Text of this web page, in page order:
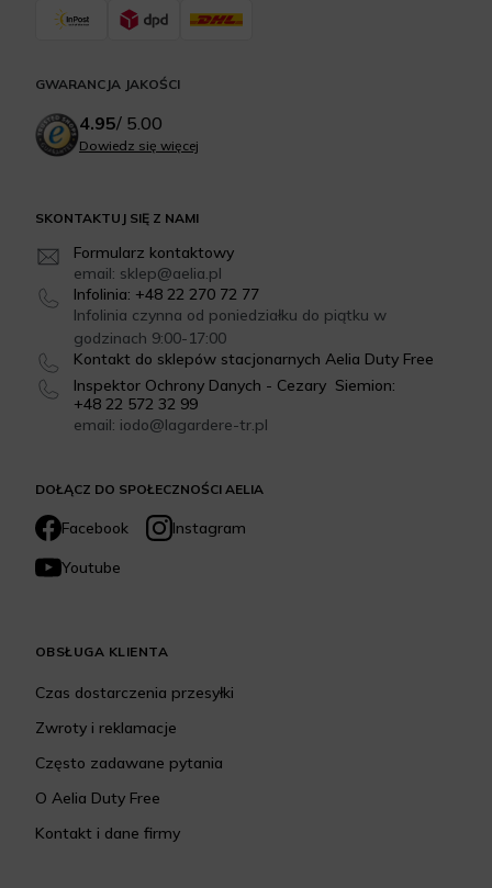
DOŁĄCZ DO SPOŁECZNOŚCI AELIA
Facebook
Instagram
Youtube
SKONTAKTUJ SIĘ Z NAMI
Formularz kontaktowy
email: sklep@aelia.pl
Infolinia: +48 22 270 72 77
Infolinia czynna od poniedziałku do piątku w
godzinach 9:00-17:00
Kontakt do sklepów stacjonarnych Aelia Duty Free
Inspektor Ochrony Danych - Cezary Siemion:
+48 22 572 32 99
email: iodo@lagardere-tr.pl
OBSŁUGA KLIENTA
Czas dostarczenia przesyłki
Zwroty i reklamacje
Często zadawane pytania
O Aelia Duty Free
Kontakt i dane firmy
GWARANCJA JAKOŚCI
4.95/ 5.00
Dowiedz się więcej